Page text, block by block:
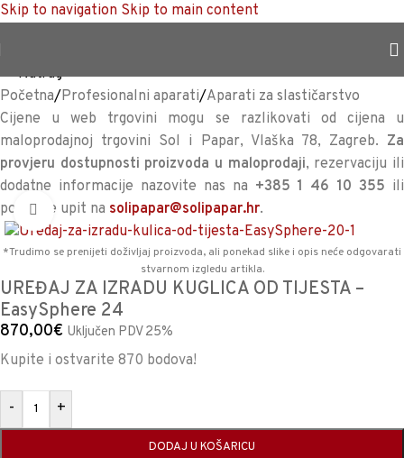
Skip to navigation Skip to main content
<<Natrag
Početna/Profesionalni aparati/Aparati za slastičarstvo
Cijene u web trgovini mogu se razlikovati od cijena u
maloprodajnoj trgovini Sol i Papar, Vlaška 78, Zagreb. Za
provjeru dostupnosti proizvoda u maloprodaji, rezervaciju ili
dodatne informacije nazovite nas na +385 1 46 10 355 ili
pošaljite upit na solipapar@solipapar.hr.
Povećaj sliku
*Trudimo se prenijeti doživljaj proizvoda, ali ponekad slike i opis neće odgovarati
stvarnom izgledu artikla.
UREĐAJ ZA IZRADU KUGLICA OD TIJESTA –
EasySphere 24
870,00€ Uključen PDV 25%
Kupite i ostvarite 870 bodova!
- +
DODAJ U KOŠARICU